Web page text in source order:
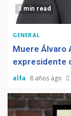
3 min read
GENERAL
Muere Álvaro
expresidente
alfa 8 años ago